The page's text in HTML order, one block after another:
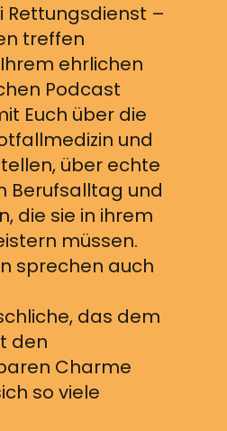
Rettungsdienst –
treffen
ehrlichen
Podcast
Euch über die
und
über echte
Berufsalltag und
die sie in ihrem
müssen.
sprechen auch
das dem
den
Charme
so viele